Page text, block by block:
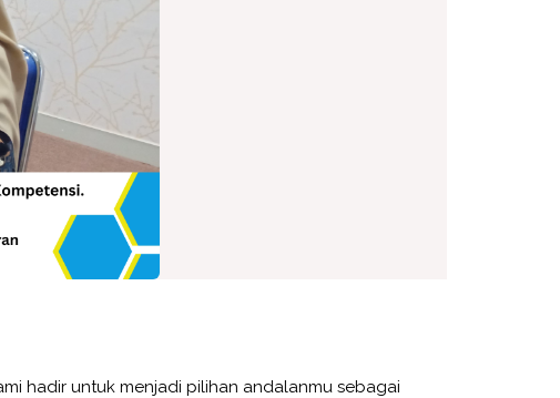
hadir untuk menjadi pilihan andalanmu sebagai